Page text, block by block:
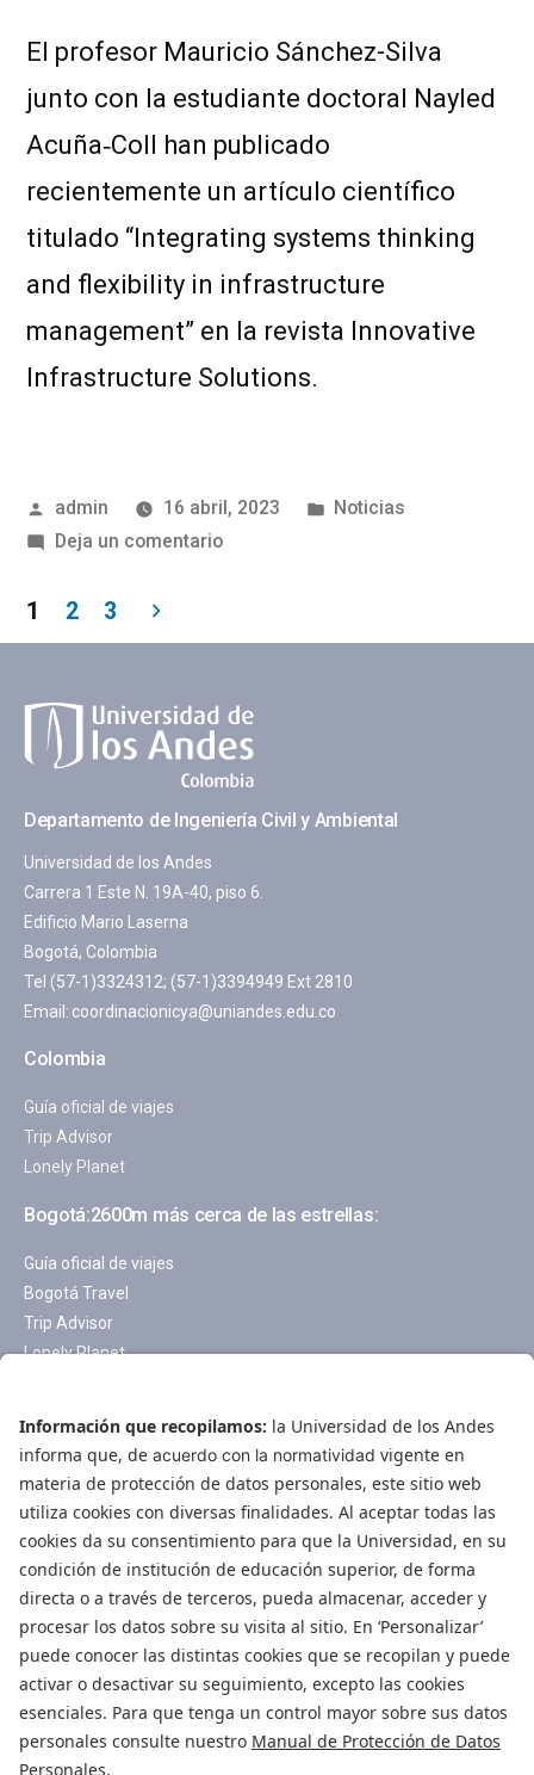
El profesor Mauricio Sánchez-Silva
junto con la estudiante doctoral Nayled
Acuña‑Coll han publicado
recientemente un artículo científico
titulado “Integrating systems thinking
and flexibility in infrastructure
management” en la revista Innovative
Infrastructure Solutions.
admin 16 abril, 2023
Noticias
Deja un comentario
1 2 3
Departamento de Ingeniería Civil y Ambiental
Universidad de los Andes
Carrera 1 Este N. 19A-40, piso 6.
Edificio Mario Laserna
Bogotá, Colombia
Tel (57-1)3324312; (57-1)3394949 Ext 2810
Email: coordinacionicya@uniandes.edu.co
Colombia
Guía oficial de viajes
Trip Advisor
Lonely Planet
Bogotá:2600m más cerca de las estrellas:
Guía oficial de viajes
Bogotá Travel
Trip Advisor
Lonely Planet